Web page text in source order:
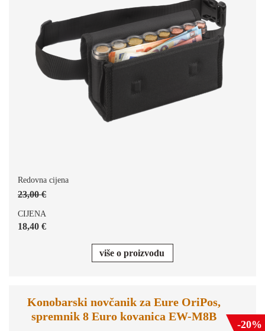
Redovna cijena
23,00 €
CIJENA
18,40 €
više o proizvodu
Konobarski novčanik za Eure OriPos,
spremnik 8 Euro kovanica EW-M8B
-20%